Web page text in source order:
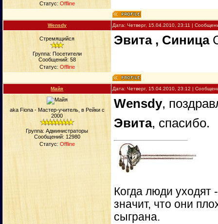
Статус: Offline
Wensdy Дата: Четверг, 15.04.2010, 23:11 |
Стремящийся
Группа: Посетители
Сообщений: 58
Статус: Offline
Эвита , Синица
Майя Дата: Четверг, 15.04.2010, 23:12 |
aka Fiona - Мастер-учитель, в Рейки с
2000
Группа: Администраторы
Сообщений: 12980
Статус: Offline
Wensdy,
Эвита, спасибо.
Когда люди
значит, что они
сыграна.